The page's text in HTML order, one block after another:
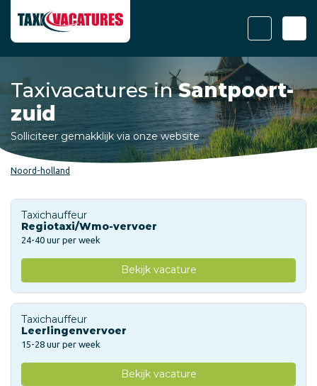
Taxivacatures inSantpoort-
zuid
Solliciteer gemakklijk via onze website
Noord-holland
Taxichauffeur
Regiotaxi/Wmo-vervoer
24-40 uur per week
Bekijk vacature
Taxichauffeur
Leerlingenvervoer
15-28 uur per week
Bekijk vacature